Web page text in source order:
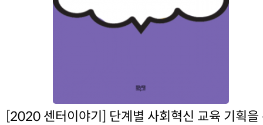
[2020 센터이야기] 단계별 사회혁신 교육 기획을